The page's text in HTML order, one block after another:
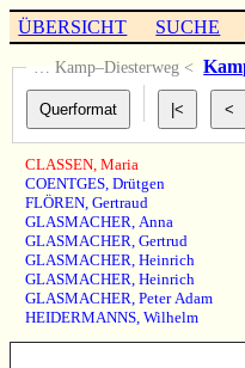
ÜBERSICHT SUCHE
… Kamp–Diesterweg <
CLASSEN,Maria
COENTGES,Drütgen
FLÖREN,Gertraud
GLASMACHER,Anna
GLASMACHER,Gertrud
GLASMACHER,Heinrich
GLASMACHER,Heinrich
GLASMACHER,Peter Adam
HEIDERMANNS,Wilhelm